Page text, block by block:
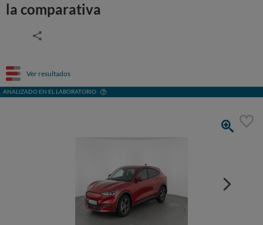
la comparativa
Ver resultados
ANALIZADO EN EL LABORATORIO